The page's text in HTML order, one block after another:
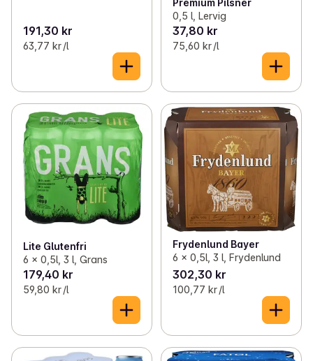
191,30 kr
63,77 kr /l
Premium Pilsner
0,5 l, Lervig
37,80 kr
75,60 kr /l
Lite Glutenfri
6 x 0,5l, 3 l, Grans
179,40 kr
59,80 kr /l
Frydenlund Bayer
6 x 0,5l, 3 l, Frydenlund
302,30 kr
100,77 kr /l